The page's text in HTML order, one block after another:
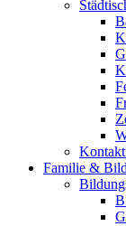
Familie &